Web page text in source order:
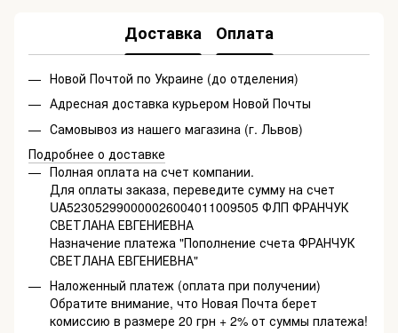
Доставка Оплата
Новой Почтой по Украине (до отделения)
Адресная доставка курьером Новой Почты
Самовывоз из нашего магазина (г. Львов)
Подробнее о доставке
Полная оплата на счет компании.
Для оплаты заказа, переведите сумму на счет
UA523052990000026004011009505 ФЛП ФРАНЧУК
СВЕТЛАНА ЕВГЕНИЕВНА
Назначение платежа "Пополнение счета ФРАНЧУК
СВЕТЛАНА ЕВГЕНИЕВНА"
Наложенный платеж (оплата при получении)
Обратите внимание, что Новая Почта берет
комиссию в размере 20 грн + 2% от суммы платежа!